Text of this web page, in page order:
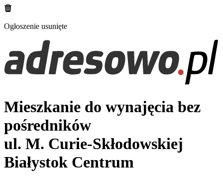
Ogłoszenie usunięte
Mieszkanie do wynajęcia bez
pośredników
ul. M. Curie-Skłodowskiej
Białystok Centrum